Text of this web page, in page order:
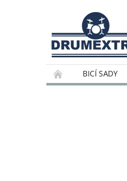
BICÍ SADY